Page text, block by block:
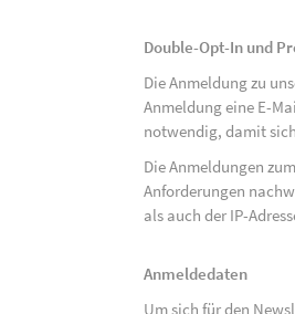
Double-Opt-In und
Die Anmeldung zu
Anmeldung eine E-
notwendig, damit
Die Anmeldungen
Anforderungen
als auch der IP-
Anmeldedaten
Um sich für den